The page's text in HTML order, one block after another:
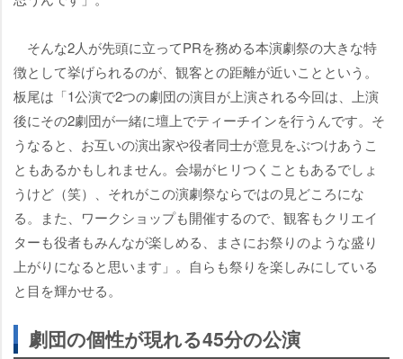
そんな2人が先頭に立ってPRを務める本演劇祭の大きな特
徴として挙げられるのが、観客との距離が近いことという。
板尾は「1公演で2つの劇団の演目が上演される今回は、上演
後にその2劇団が一緒に壇上でティーチインを行うんです。そ
うなると、お互いの演出家や役者同士が意見をぶつけあうこ
ともあるかもしれません。会場がヒリつくこともあるでしょ
うけど（笑）、それがこの演劇祭ならではの見どころにな
る。また、ワークショップも開催するので、観客もクリエイ
ターも役者もみんなが楽しめる、まさにお祭りのような盛り
上がりになると思います」。自らも祭りを楽しみにしている
と目を輝かせる。
劇団の個性が現れる45分の公演